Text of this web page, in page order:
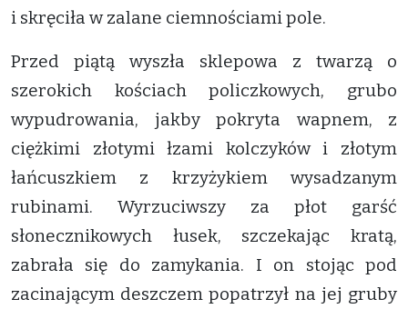
i skręciła w zalane ciemnościami pole.
Przed piątą wyszła sklepowa z twarzą o
szerokich kościach policzkowych, grubo
wypudrowania, jakby pokryta wapnem, z
ciężkimi złotymi łzami kolczyków i złotym
łańcuszkiem z krzyżykiem wysadzanym
rubinami. Wyrzuciwszy za płot garść
słonecznikowych łusek, szczekając kratą,
zabrała się do zamykania. I on stojąc pod
zacinającym deszczem popatrzył na jej gruby